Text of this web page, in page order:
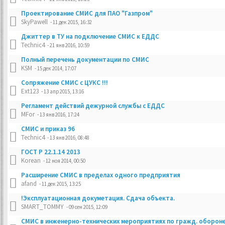
Проектирование СМИС для ПАО "Газпром"
SkyPawell - 11 дек 2015, 16:32
Джиттер в ТУ на подключение СМИС к ЕДДС
Technic4 - 21 янв 2016, 10:59
Полный перечень документации по СМИС
KSM - 15 дек 2014, 17:07
Сопряжение СМИС с ЦУКС !!!
Ext123 - 13 апр 2015, 13:16
Регламент действий дежурной службы с ЕДДС
MFor - 13 янв 2016, 17:24
СМИС и приказ 96
Technic4 - 13 янв 2016, 08:48
ГОСТ Р 22.1.14 2013
Korean - 12 ноя 2014, 00:50
Расширение СМИС в пределах одного предприятия
afand - 11 дек 2015, 13:25
!Эксплуатационная докуметация. Сдача объекта.
SMART_TOMMY - 09 сен 2015, 12:09
СМИС в инженерно-технических мероприятиях по гражд.